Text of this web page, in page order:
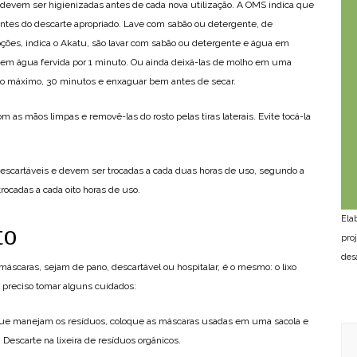
ser higienizadas antes de cada nova utilização. A OMS indica que
do descarte apropriado. Lave com sabão ou detergente, de
indica o Akatu, são lavar com sabão ou detergente e água em
água fervida por 1 minuto. Ou ainda deixá-las de molho em uma
máximo, 30 minutos e enxaguar bem antes de secar.
as mãos limpas e removê-las do rosto pelas tiras laterais. Evite tocá-la
e devem ser trocadas a cada duas horas de uso, segundo a
a cada oito horas de uso.
sejam de pano, descartável ou hospitalar, é o mesmo: o lixo
tomar alguns cuidados:
manejam os resíduos, coloque as máscaras usadas em uma sacola e
na lixeira de resíduos orgânicos.